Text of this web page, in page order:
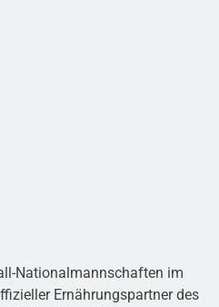
Nationalmannschaften im
Ernährungspartner des